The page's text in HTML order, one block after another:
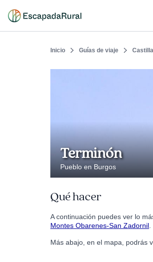
Inicio Guías de viaje
Terminón
Pueblo en Burgos
Qué hacer
A continuación puedes ver lo
Montes Obarenes-San Zadornil
Más abajo, en el mapa, podrás